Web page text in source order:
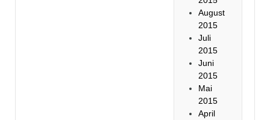
August
2015
Juli
2015
Juni
2015
Mai
2015
April